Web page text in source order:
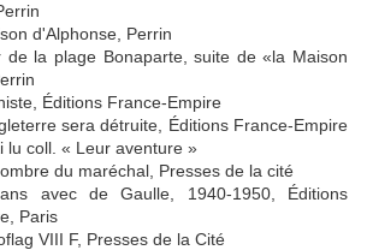
d'Alphonse, Perrin
de la plage Bonaparte, suite de «la Maison
Éditions France-Empire
sera détruite, Éditions France-Empire
lu coll. « Leur aventure »
du maréchal, Presses de la cité
avec de Gaulle, 1940-1950, Éditions
Paris
VIII F, Presses de la Cité